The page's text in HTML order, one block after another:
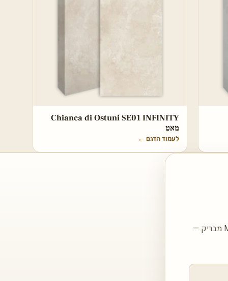
Chianca di Ostuni SE01 INFINITY
מאט
לעמוד הדגם ←
השאירו פרטים ונחזור אליכם עם הצעה מותאמת עבור Marble Marquina FG701-1 FLORIM מבריק —